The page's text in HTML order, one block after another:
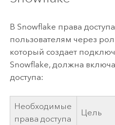
В Snowflake права
пользователям через
который создает
Snowflake, должна
доступа:
Необходимые
права доступа
Цель